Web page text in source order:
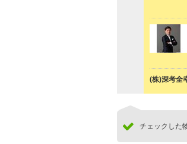
(株)深考全
チェックした